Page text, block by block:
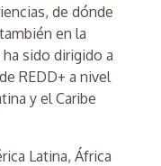
de dónde
en la
sido dirigido a
REDD+ a nivel
y el Caribe
Latina, África